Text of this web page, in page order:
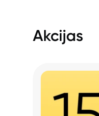
Globāls iestatījums
Akcijas